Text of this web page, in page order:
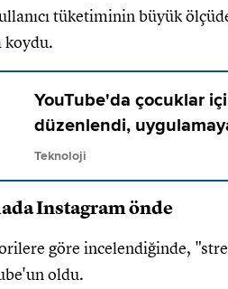
tüketiminin büyük
koydu.
YouTube'da çocuklar
düzenlendi,
Teknoloji
Instagram önde
göre incelendiğinde,
oldu.